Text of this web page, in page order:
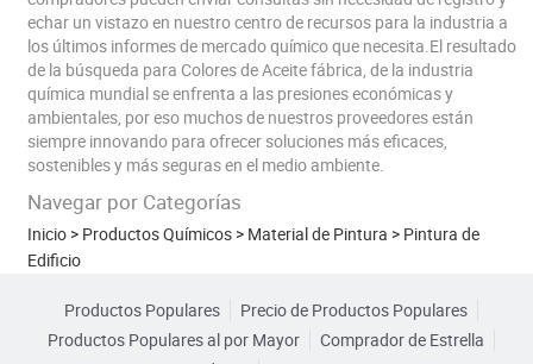
echar un vistazo en nuestro centro de recursos para la industria a
los últimos informes de mercado químico que necesita.El resultado
de la búsqueda para Colores de Aceite fábrica, de la industria
química mundial se enfrenta a las presiones económicas y
ambientales, por eso muchos de nuestros proveedores están
siempre innovando para ofrecer soluciones más eficaces,
sostenibles y más seguras en el medio ambiente.
Navegar por Categorías
Inicio > Productos Químicos > Material de Pintura > Pintura de
Edificio
Productos Populares
Precio de Productos Populares
Productos Populares al por Mayor
Comprador de Estrella